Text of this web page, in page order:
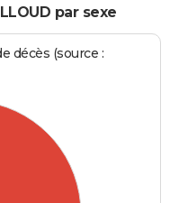
par sexe
décès (source :